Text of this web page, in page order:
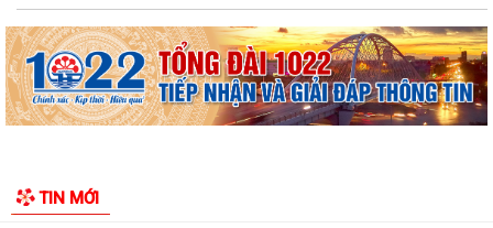
Về việc danh mục TTHC đã cung cấp DVCTT và TTHC chưa đủ điều
kiện cung cấp DVCTT trên Cổng Dịch vụ...
Xã Bình Giang tổ chức lấy mẫu ADN tại các phần mộ liệt sĩ chưa xác
định được thông tin
bàn thành phố Hải Phòng